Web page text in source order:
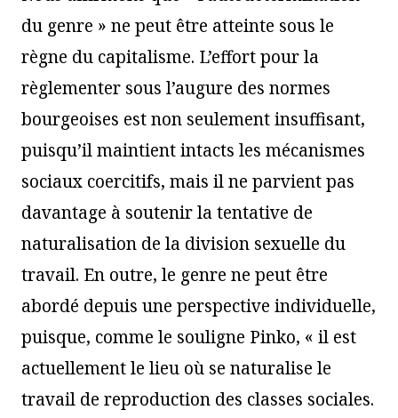
du genre » ne peut être atteinte sous le
règne du capitalisme. L’effort pour la
règlementer sous l’augure des normes
bourgeoises est non seulement insuffisant,
puisqu’il maintient intacts les mécanismes
sociaux coercitifs, mais il ne parvient pas
davantage à soutenir la tentative de
naturalisation de la division sexuelle du
travail. En outre, le genre ne peut être
abordé depuis une perspective individuelle,
puisque, comme le souligne Pinko, « il est
actuellement le lieu où se naturalise le
travail de reproduction des classes sociales.